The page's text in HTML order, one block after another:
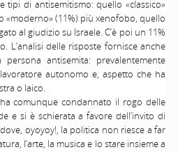
di antisemitismo: quello «classico»
«moderno» (11%) più xenofobo, quello
al giudizio su Israele. C’è poi un 11%
L’analisi delle risposte fornisce anche
antisemita: prevalentemente
autonomo e, aspetto che ha
o laico.
comunque condannato il rogo delle
e si è schierata a favore dell’invito di
oyoyoy!, la politica non riesce a far
l’arte, la musica e lo stare insieme a